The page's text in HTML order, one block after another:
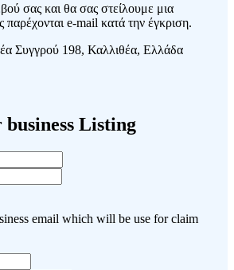
σας και θα σας στείλουμε μια
παρέχονται e-mail κατά την έγκριση.
Συγγρού 198, Καλλιθέα, Ελλάδα
Listing
email which will be use for claim